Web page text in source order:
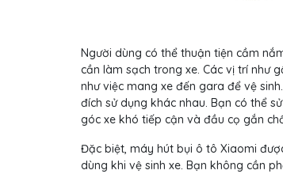
Người dùng có thể thuận tiện cầm
cần làm sạch trong xe. Các vị trí như
như việc mang xe đến gara để vệ
đích sử dụng khác nhau. Bạn có thể
góc xe khó tiếp cận và đầu cọ gắn
Đặc biệt, máy hút bụi ô tô Xiaomi
dùng khi vệ sinh xe. Bạn không cần